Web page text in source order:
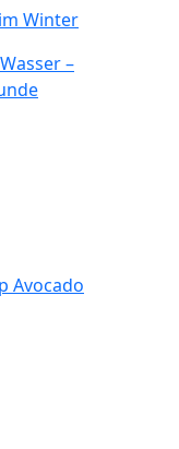
Winter